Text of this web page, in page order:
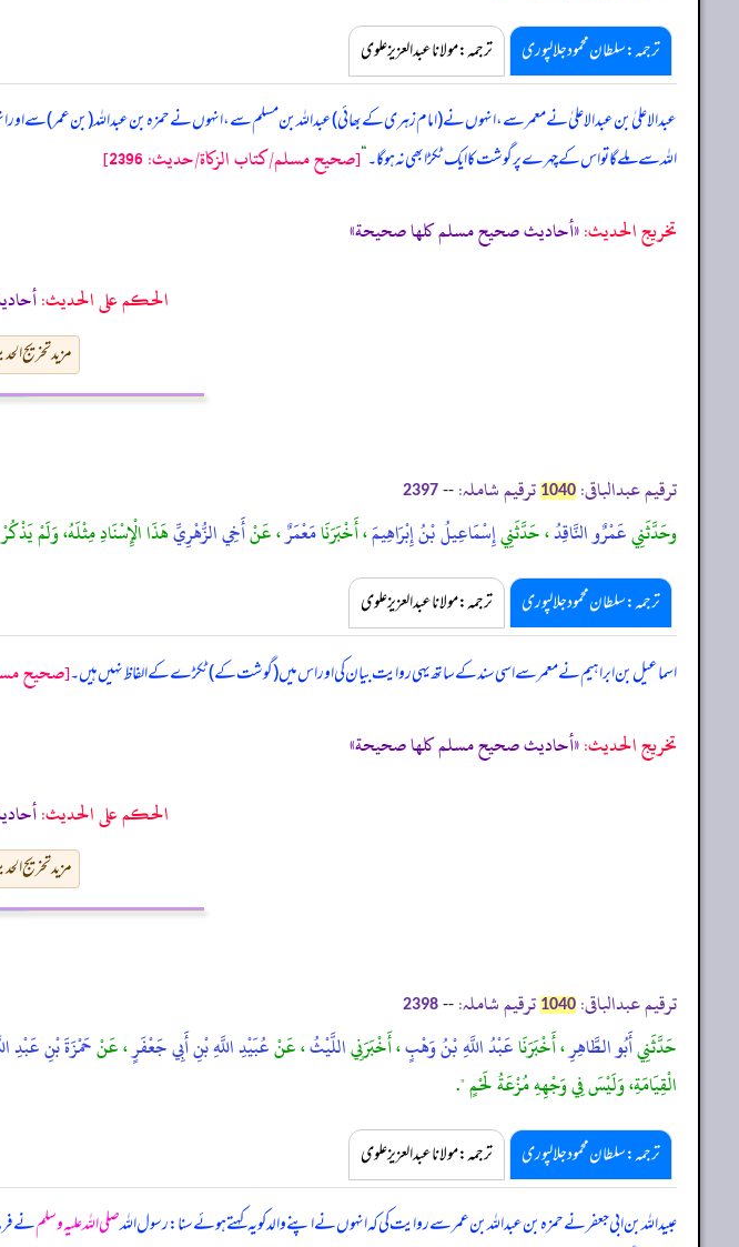
ترجمہ:سلطان محمود جلالپوری ترجمہ:مولانا عبدالعزیز علوی
عبدالاعلیٰ بن عبدالاعلیٰ نے معمر سے، انہوں نے (امام زہری کے بھائی) عبداللہ بن مسلم سے، انہوں نے حمزہ بن عبداللہ (بن عمر) سے
اللہ سے ملے گا تو اس کے چہرے پر گوشت کا ایک ٹکڑا بھی نہ ہوگا۔“[صحيح مسلم/كتاب الزكاة/حدیث: 2396]
تخریج الحدیث:«أحاديث صحيح مسلم كلها صحيحة»
الحكم على الحديث:
مزید تخریج
ترقیم عبدالباقی: 1040 ترقیم شاملہ: --
2397
وحَدَّثَنِيعَمْرٌو النَّاقِدُ، حَدَّثَنِيإِسْمَاعِيلُ بْنُ إِبْرَاهِيمَ، أَخْبَرَنَامَعْمَرٌ، عَنْأَخِي الزُّهْرِيِّهَذَا الْإِسْنَادِ مِثْلَهُ، وَلَمْ
ترجمہ:سلطان محمود جلالپوری ترجمہ:مولانا عبدالعزیز علوی
اسماعیل بن ابراہیم نے معمر سے اسی سند کے ساتھ یہی روایت بیان کی اور اس میں (گوشت کے) ٹکڑے کے الفاظ نہیں ہیں۔[صحيح
تخریج الحدیث:«أحاديث صحيح مسلم كلها صحيحة»
الحكم على الحديث:
مزید تخریج
ترقیم عبدالباقی: 1040 ترقیم شاملہ: --
2398
حَدَّثَنِيأَبُو الطَّاهِرِ، أَخْبَرَنَاعَبْدُ اللَّهِ بْنُ وَهْبٍ، أَخْبَرَنِياللَّيْثُ، عَنْعُبَيْدِ اللَّهِ بْنِ أَبِي جَعْفَرٍ، عَنْحَمْزَةَ بْنِ عَبْدِ
الْقِيَامَةِ، وَلَيْسَ فِي وَجْهِهِ مُزْعَةُ لَحْمٍ ".
ترجمہ:سلطان محمود جلالپوری ترجمہ:مولانا عبدالعزیز علوی
عبیداللہ بن ابی جعفر نے حمزہ بن عبداللہ بن عمر سے روایت کی کہ انہوں نے اپنے والد کو یہ کہتے ہوئے سنا: رسول اللہصلی اللہ علیہ وسلمنے